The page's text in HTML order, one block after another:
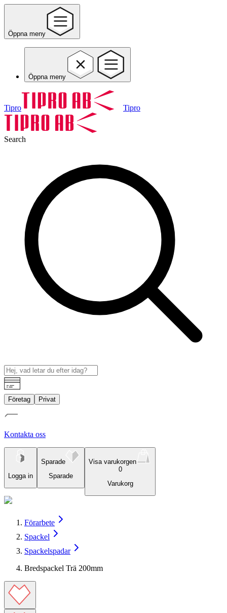
Öppna meny
Öppna meny
Tipro Tipro
Search
Företag Privat
Kontakta oss
Logga in
Sparade
Sparade
Visa varukorgen
0
Varukorg
Förarbete
Spackel
Spackelspadar
Bredspackel Trä 200mm